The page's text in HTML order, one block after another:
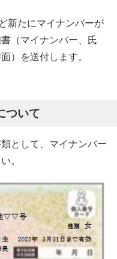
新たにマイナンバーが
（マイナンバー、氏
）を送付します。
ついて
として、マイナンバー
。